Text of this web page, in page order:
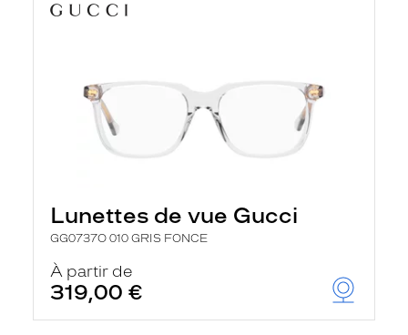
Lunettes de vue Gucci
GG0737O 010 GRIS FONCE
À partir de
319,00 €